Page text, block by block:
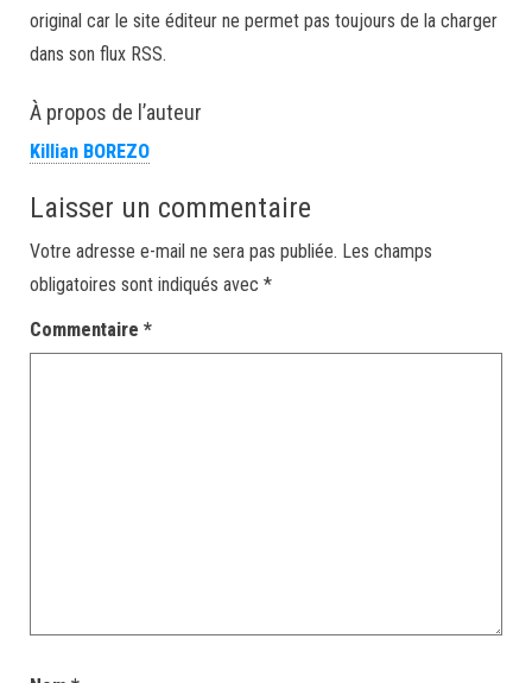
original car le site éditeur ne permet pas toujours de la charger
dans son flux RSS.
À propos de l’auteur
Killian BOREZO
Laisser un commentaire
Votre adresse e-mail ne sera pas publiée. Les champs
obligatoires sont indiqués avec *
Commentaire *